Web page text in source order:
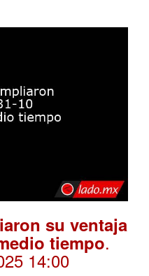
su ventaja
tiempo.
14:00